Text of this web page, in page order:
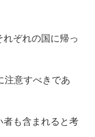
れぞれの国に帰っ
意すべきであ
者も含まれると考